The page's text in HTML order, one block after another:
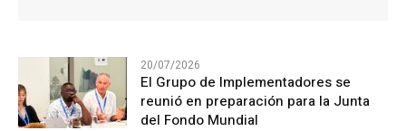
20/07/2026
El Grupo de Implementadores se
reunió en preparación para la Junta
del Fondo Mundial